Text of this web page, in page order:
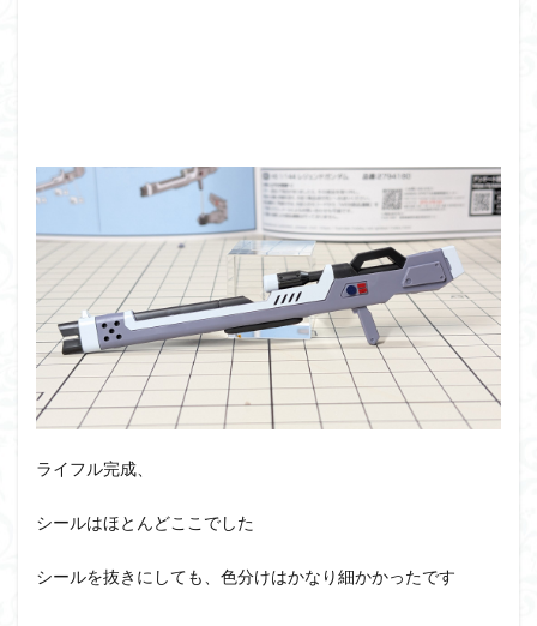
ライフル完成、
シールはほとんどここでした
シールを抜きにしても、色分けはかなり細かかったです